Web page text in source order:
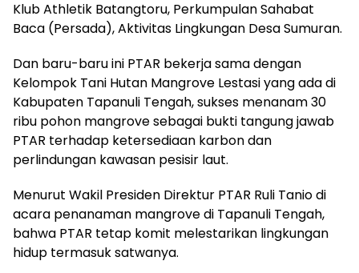
Klub Athletik Batangtoru, Perkumpulan Sahabat
Baca (Persada), Aktivitas Lingkungan Desa Sumuran.
Dan baru-baru ini PTAR bekerja sama dengan
Kelompok Tani Hutan Mangrove Lestasi yang ada di
Kabupaten Tapanuli Tengah, sukses menanam 30
ribu pohon mangrove sebagai bukti tangung jawab
PTAR terhadap ketersediaan karbon dan
perlindungan kawasan pesisir laut.
Menurut Wakil Presiden Direktur PTAR Ruli Tanio di
acara penanaman mangrove di Tapanuli Tengah,
bahwa PTAR tetap komit melestarikan lingkungan
hidup termasuk satwanya.